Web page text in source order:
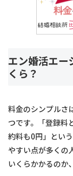
エン婚活エー
くら？
料金のシンプルさ
つです。「登録料
約料も0円」とい
やすい点が多くの
いくらかかるのか